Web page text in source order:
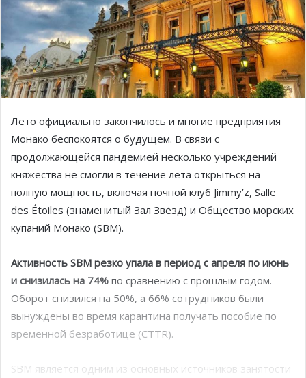
Лето официально закончилось и многие предприятия
Монако беспокоятся о будущем. В связи с
продолжающейся пандемией несколько учреждений
княжества не смогли в течение лета открыться на
полную мощность, включая ночной клуб Jimmy’z, Salle
des Étoiles (знаменитый Зал Звёзд) и Общество морских
купаний Монако (SBM).
Активность SBM резко упала в период с апреля по июнь
и снизилась на 74% по сравнению с прошлым годом.
Оборот снизился на 50%, а 66% сотрудников были
вынуждены во время карантина получать пособие по
временной безработице (CTTR).
SBM является одним из основных источников занятости